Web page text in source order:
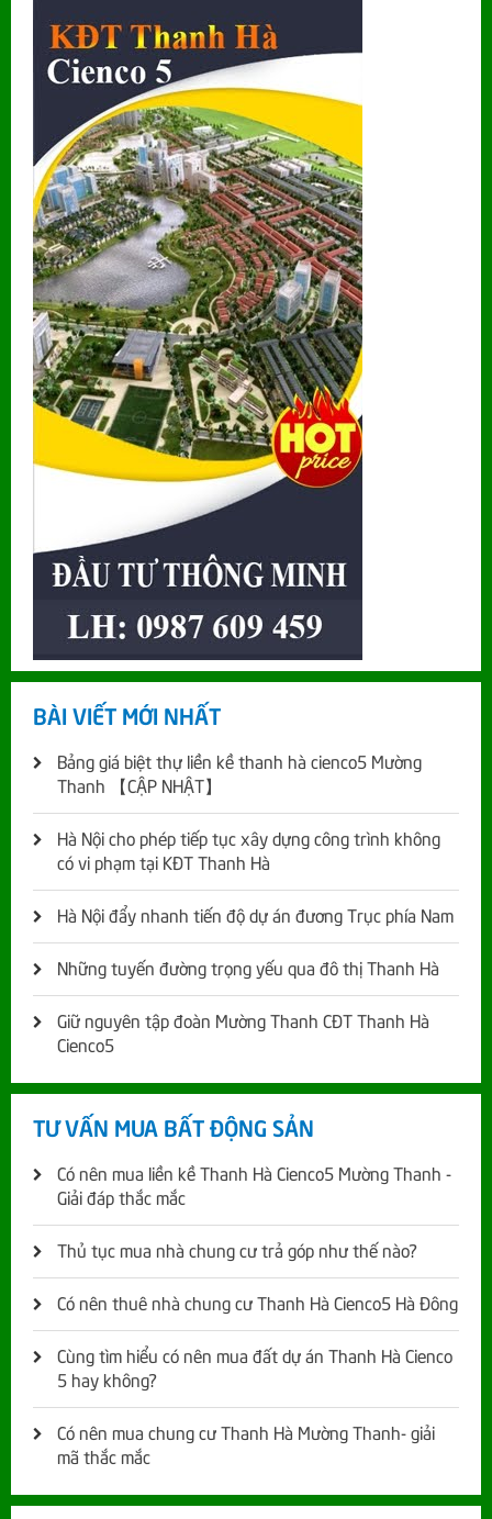
BÀI VIẾT MỚI NHẤT
Bảng giá biệt thự liền kề thanh hà cienco5 Mường
Thanh 【CẬP NHẬT】
Hà Nội cho phép tiếp tục xây dựng công trình không
có vi phạm tại KĐT Thanh Hà
Hà Nội đẩy nhanh tiến độ dự án đương Trục phía Nam
Những tuyến đường trọng yếu qua đô thị Thanh Hà
Giữ nguyên tập đoàn Mường Thanh CĐT Thanh Hà
Cienco5
TƯ VẤN MUA BẤT ĐỘNG SẢN
Có nên mua liền kề Thanh Hà Cienco5 Mường Thanh -
Giải đáp thắc mắc
Thủ tục mua nhà chung cư trả góp như thế nào?
Có nên thuê nhà chung cư Thanh Hà Cienco5 Hà Đông
Cùng tìm hiểu có nên mua đất dự án Thanh Hà Cienco
5 hay không?
Có nên mua chung cư Thanh Hà Mường Thanh- giải
mã thắc mắc